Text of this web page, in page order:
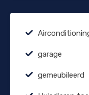
garage
gemeubileerd